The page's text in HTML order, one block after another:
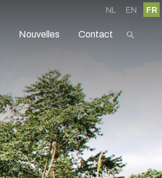
NL EN FR
Nouvelles Contact